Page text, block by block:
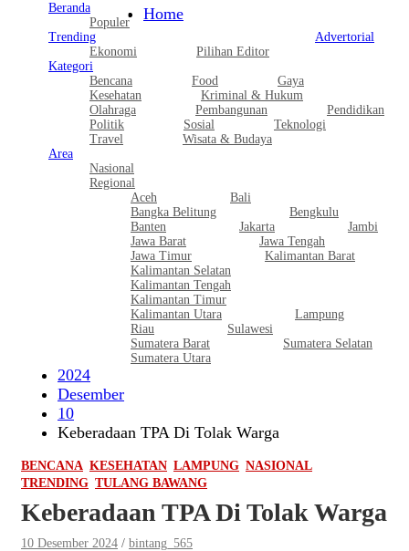
Beranda
Populer
Trending
Ekonomi
Pilihan Editor
Advertorial
Kategori
Bencana
Food
Gaya
Kesehatan
Kriminal & Hukum
Olahraga
Pembangunan
Pendidikan
Politik
Sosial
Teknologi
Travel
Wisata & Budaya
Area
Nasional
Regional
Aceh
Bali
Bangka Belitung
Bengkulu
Banten
Jakarta
Jambi
Jawa Barat
Jawa Tengah
Jawa Timur
Kalimantan Barat
Kalimantan Selatan
Kalimantan Tengah
Kalimantan Timur
Kalimantan Utara
Lampung
Riau
Sulawesi
Sumatera Barat
Sumatera Selatan
Sumatera Utara
Home
2024
Desember
10
Keberadaan TPA Di Tolak Warga
BENCANA KESEHATAN LAMPUNG NASIONAL
TRENDING TULANG BAWANG
Keberadaan TPA Di Tolak Warga
10 Desember 2024 bintang_565